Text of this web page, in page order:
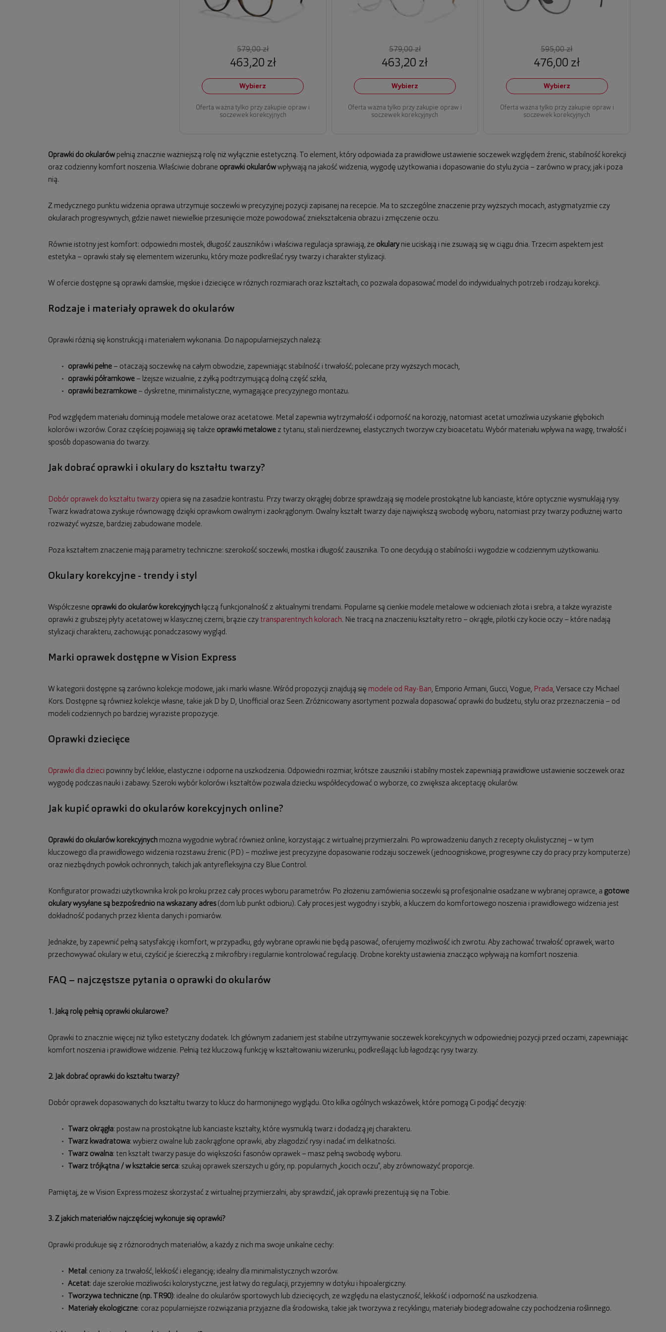
579,00 zł
463,20 zł
Wybierz
Oferta ważna tylko przy zakupie opraw i
soczewek korekcyjnych
579,00 zł
463,20 zł
Wybierz
Oferta ważna tylko przy zakupie opraw i
soczewek korekcyjnych
595,00 zł
476,00 zł
Wybierz
Oferta ważna tylko przy zakupie opraw i
soczewek korekcyjnych
Oprawki do okularów pełnią znacznie ważniejszą rolę niż wyłącznie estetyczną. To element, który odpowiada za prawidłowe ustawienie soczewek względem źrenic, stabilność korekcji
oraz codzienny komfort noszenia. Właściwie dobrane oprawki okularów wpływają na jakość widzenia, wygodę użytkowania i dopasowanie do stylu życia – zarówno w pracy, jak i poza
nią.
Z medycznego punktu widzenia oprawa utrzymuje soczewki w precyzyjnej pozycji zapisanej na recepcie. Ma to szczególne znaczenie przy wyższych mocach, astygmatyzmie czy
okularach progresywnych, gdzie nawet niewielkie przesunięcie może powodować zniekształcenia obrazu i zmęczenie oczu.
Równie istotny jest komfort: odpowiedni mostek, długość zauszników i właściwa regulacja sprawiają, że okularynie uciskają i nie zsuwają się w ciągu dnia. Trzecim aspektem jest
estetyka – oprawki stały się elementem wizerunku, który może podkreślać rysy twarzy i charakter stylizacji.
W ofercie dostępne są oprawki damskie, męskie i dziecięce w różnych rozmiarach oraz kształtach, co pozwala dopasować model do indywidualnych potrzeb i rodzaju korekcji.
Rodzaje i materiały oprawek do okularów
Oprawki różnią się konstrukcją i materiałem wykonania. Do najpopularniejszych należą:
oprawki pełne – otaczają soczewkę na całym obwodzie, zapewniając stabilność i trwałość; polecane przy wyższych mocach,
oprawki półramkowe – lżejsze wizualnie, z żyłką podtrzymującą dolną część szkła,
oprawki bezramkowe – dyskretne, minimalistyczne, wymagające precyzyjnego montażu.
Pod względem materiału dominują modele metalowe oraz acetatowe. Metal zapewnia wytrzymałość i odporność na korozję, natomiast acetat umożliwia uzyskanie głębokich
kolorów i wzorów. Coraz częściej pojawiają się także oprawki metalowe z tytanu, stali nierdzewnej, elastycznych tworzyw czy bioacetatu. Wybór materiału wpływa na wagę, trwałość i
sposób dopasowania do twarzy.
Jak dobrać oprawki i okulary do kształtu twarzy?
Dobór oprawek do kształtu twarzy opiera się na zasadzie kontrastu. Przy twarzy okrągłej dobrze sprawdzają się modele prostokątne lub kanciaste, które optycznie wysmuklają rysy.
Twarz kwadratowa zyskuje równowagę dzięki oprawkom owalnym i zaokrąglonym. Owalny kształt twarzy daje największą swobodę wyboru, natomiast przy twarzy podłużnej warto
rozważyć wyższe, bardziej zabudowane modele.
Poza kształtem znaczenie mają parametry techniczne: szerokość soczewki, mostka i długość zausznika. To one decydują o stabilności i wygodzie w codziennym użytkowaniu.
Okulary korekcyjne - trendy i styl
Współczesne oprawki do okularów korekcyjnychłączą funkcjonalność z aktualnymi trendami. Popularne są cienkie modele metalowe w odcieniach złota i srebra, a także wyraziste
oprawki z grubszej płyty acetatowej w klasycznej czerni, brązie czy transparentnych kolorach. Nie tracą na znaczeniu kształty retro – okrągłe, pilotki czy kocie oczy – które nadają
stylizacji charakteru, zachowując ponadczasowy wygląd.
Marki oprawek dostępne w Vision Express
W kategorii dostępne są zarówno kolekcje modowe, jak i marki własne. Wśród propozycji znajdują się modele od Ray-Ban, Emporio Armani, Gucci, Vogue, Prada, Versace czy Michael
Kors. Dostępne są również kolekcje własne, takie jak D by D, Unofficial oraz Seen. Zróżnicowany asortyment pozwala dopasować oprawki do budżetu, stylu oraz przeznaczenia – od
modeli codziennych po bardziej wyraziste propozycje.
Oprawki dziecięce
Oprawki dla dzieci powinny być lekkie, elastyczne i odporne na uszkodzenia. Odpowiedni rozmiar, krótsze zauszniki i stabilny mostek zapewniają prawidłowe ustawienie soczewek oraz
wygodę podczas nauki i zabawy. Szeroki wybór kolorów i kształtów pozwala dziecku współdecydować o wyborze, co zwiększa akceptację okularów.
Jak kupić oprawki do okularów korekcyjnych online?
Oprawki do okularów korekcyjnych można wygodnie wybrać również online, korzystając z wirtualnej przymierzalni. Po wprowadzeniu danych z recepty okulistycznej – w tym
kluczowego dla prawidłowego widzenia rozstawu źrenic (PD) – możliwe jest precyzyjne dopasowanie rodzaju soczewek (jednoogniskowe, progresywne czy do pracy przy komputerze)
oraz niezbędnych powłok ochronnych, takich jak antyrefleksyjna czy Blue Control.
Konfigurator prowadzi użytkownika krok po kroku przez cały proces wyboru parametrów. Po złożeniu zamówienia soczewki są profesjonalnie osadzane w wybranej oprawce, a gotowe
okulary wysyłane są bezpośrednio na wskazany adres(dom lub punkt odbioru). Cały proces jest wygodny i szybki, a kluczem do komfortowego noszenia i prawidłowego widzenia jest
dokładność podanych przez klienta danych i pomiarów.
Jednakże, by zapewnić pełną satysfakcję i komfort, w przypadku, gdy wybrane oprawki nie będą pasować, oferujemy możliwość ich zwrotu. Aby zachować trwałość oprawek, warto
przechowywać okulary w etui, czyścić je ściereczką z mikrofibry i regularnie kontrolować regulację. Drobne korekty ustawienia znacząco wpływają na komfort noszenia.
FAQ – najczęstsze pytania o oprawki do okularów
1. Jaką rolę pełnią oprawki okularowe?
Oprawki to znacznie więcej niż tylko estetyczny dodatek. Ich głównym zadaniem jest stabilne utrzymywanie soczewek korekcyjnych w odpowiedniej pozycji przed oczami, zapewniając
komfort noszenia i prawidłowe widzenie. Pełnią też kluczową funkcję w kształtowaniu wizerunku, podkreślając lub łagodząc rysy twarzy.
2. Jak dobrać oprawki do kształtu twarzy?
Dobór oprawek dopasowanych do kształtu twarzy to klucz do harmonijnego wyglądu. Oto kilka ogólnych wskazówek, które pomogą Ci podjąć decyzję:
Twarz okrągła: postaw na prostokątne lub kanciaste kształty, które wysmuklą twarz i dodadzą jej charakteru.
Twarz kwadratowa: wybierz owalne lub zaokrąglone oprawki, aby złagodzić rysy i nadać im delikatności.
Twarz owalna: ten kształt twarzy pasuje do większości fasonów oprawek – masz pełną swobodę wyboru.
Twarz trójkątna / w kształcie serca: szukaj oprawek szerszych u góry, np. popularnych „kocich oczu”, aby zrównoważyć proporcje.
Pamiętaj, że w Vision Express możesz skorzystać z wirtualnej przymierzalni, aby sprawdzić, jak oprawki prezentują się na Tobie.
3. Z jakich materiałów najczęściej wykonuje się oprawki?
Oprawki produkuje się z różnorodnych materiałów, a każdy z nich ma swoje unikalne cechy:
Metal : ceniony za trwałość, lekkość i elegancję; idealny dla minimalistycznych wzorów.
Acetat: daje szerokie możliwości kolorystyczne, jest łatwy do regulacji, przyjemny w dotyku i hipoalergiczny.
Tworzywa techniczne (np. TR90): idealne do okularów sportowych lub dziecięcych, ze względu na elastyczność, lekkość i odporność na uszkodzenia.
Materiały ekologiczne: coraz popularniejsze rozwiązania przyjazne dla środowiska, takie jak tworzywa z recyklingu, materiały biodegradowalne czy pochodzenia roślinnego.